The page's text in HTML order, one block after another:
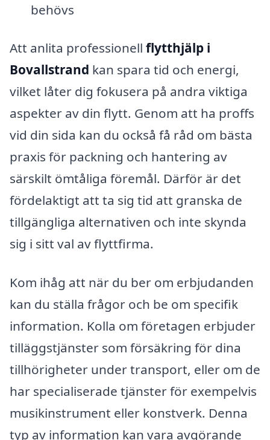
behövs
Att anlita professionell flytthjälp i
Bovallstrand kan spara tid och energi,
vilket låter dig fokusera på andra viktiga
aspekter av din flytt. Genom att ha proffs
vid din sida kan du också få råd om bästa
praxis för packning och hantering av
särskilt ömtåliga föremål. Därför är det
fördelaktigt att ta sig tid att granska de
tillgängliga alternativen och inte skynda
sig i sitt val av flyttfirma.
Kom ihåg att när du ber om erbjudanden
kan du ställa frågor och be om specifik
information. Kolla om företagen erbjuder
tilläggstjänster som försäkring för dina
tillhörigheter under transport, eller om de
har specialiserade tjänster för exempelvis
musikinstrument eller konstverk. Denna
typ av information kan vara avgörande